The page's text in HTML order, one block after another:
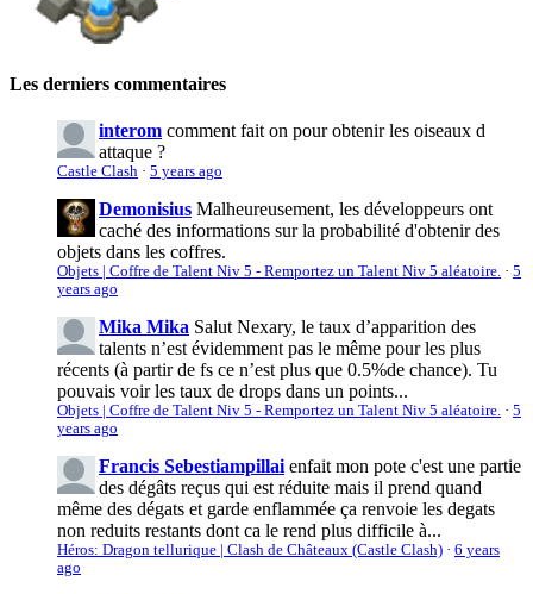
Les derniers commentaires
interom comment fait on pour obtenir les oiseaux d
attaque ?
Castle Clash · 5 years ago
Demonisius Malheureusement, les développeurs ont
caché des informations sur la probabilité d'obtenir des
objets dans les coffres.
Objets | Coffre de Talent Niv 5 - Remportez un Talent Niv 5 aléatoire. · 5
years ago
Mika Mika Salut Nexary, le taux d’apparition des
talents n’est évidemment pas le même pour les plus
récents (à partir de fs ce n’est plus que 0.5%de chance). Tu
pouvais voir les taux de drops dans un points...
Objets | Coffre de Talent Niv 5 - Remportez un Talent Niv 5 aléatoire. · 5
years ago
Francis Sebestiampillai enfait mon pote c'est une partie
des dégâts reçus qui est réduite mais il prend quand
même des dégats et garde enflammée ça renvoie les degats
non reduits restants dont ca le rend plus difficile à...
Héros: Dragon tellurique | Clash de Châteaux (Castle Clash) · 6 years
ago